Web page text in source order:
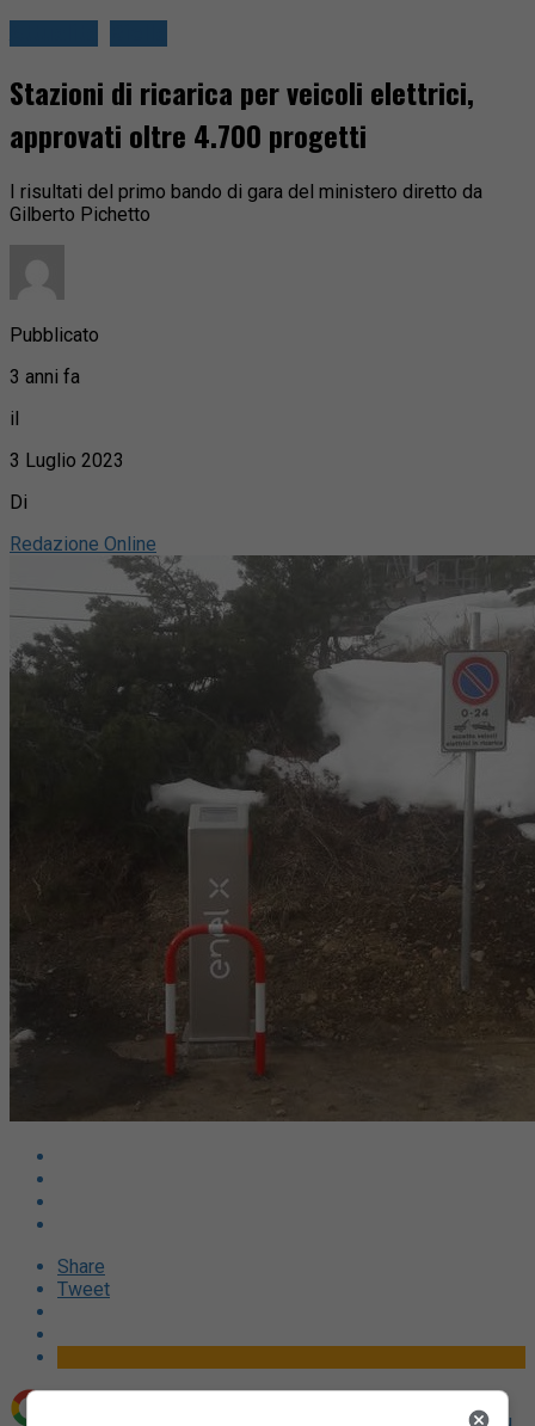
Stazioni di ricarica per veicoli elettrici,
approvati oltre 4.700 progetti
I risultati del primo bando di gara del ministero diretto da
Gilberto Pichetto
Pubblicato
3 anni fa
il
3 Luglio 2023
Di
Redazione Online
Share
Tweet